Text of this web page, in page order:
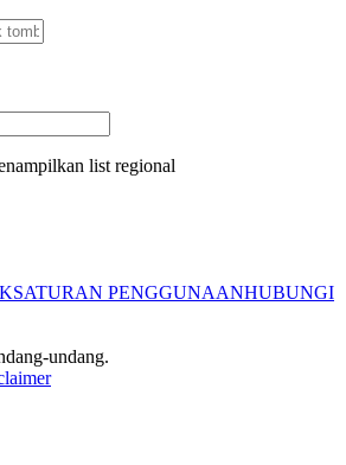
list regional
ATURAN PENGGUNAANHUBUNGI
undang.